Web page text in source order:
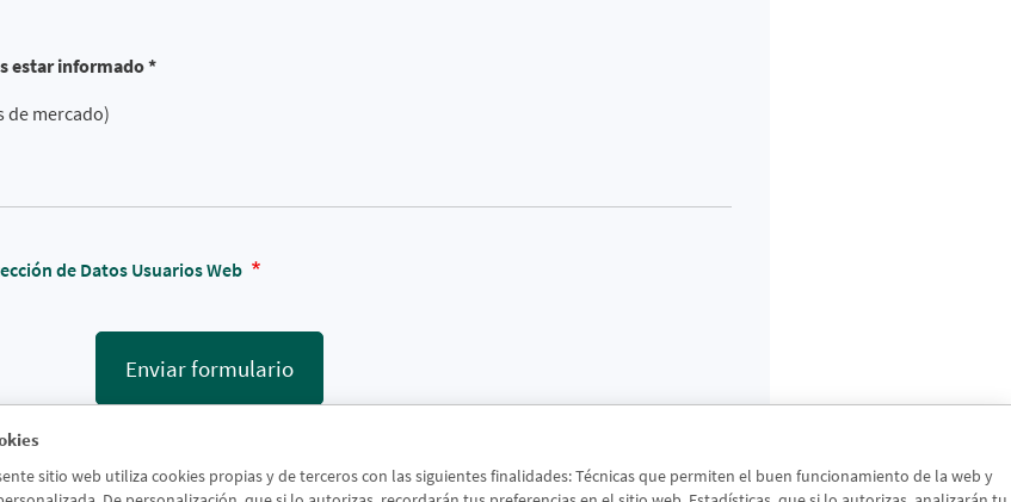
sitio web utiliza cookies propias y de terceros con las siguientes finalidades: Técnicas que permiten el buen funcionamiento de la web y
estar informado *
de mercado)
de Datos Usuarios Web
Enviar formulario